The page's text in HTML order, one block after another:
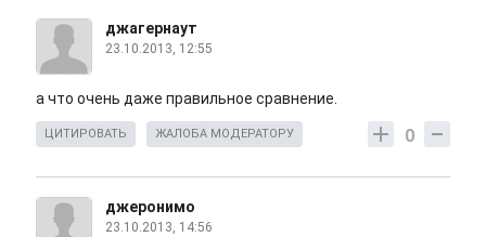
джагернаут
23.10.2013, 12:55
а что очень даже правильное сравнение.
0
ЦИТИРОВАТЬ ЖАЛОБА МОДЕРАТОРУ
джеронимо
23.10.2013, 14:56